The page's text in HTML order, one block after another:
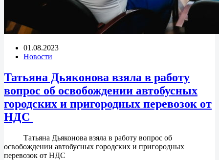
01.08.2023
Новости
Татьяна Дьяконова взяла в работу
вопрос об освобождении автобусных
городских и пригородных перевозок от
НДС
Татьяна Дьяконова взяла в работу вопрос об
освобождении автобусных городских и пригородных
перевозок от НДС